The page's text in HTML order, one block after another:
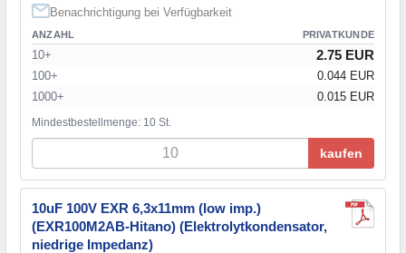
Benachrichtigung bei Verfügbarkeit
ANZAHL PRIVATKUNDE
10+ 2.75 EUR
100+
0.044 EUR
1000+
0.015 EUR
Mindestbestellmenge: 10 St.
kaufen
10uF 100V EXR 6,3x11mm (low imp.)
(EXR100M2AB-Hitano) (Elektrolytkondensator,
niedrige Impedanz)